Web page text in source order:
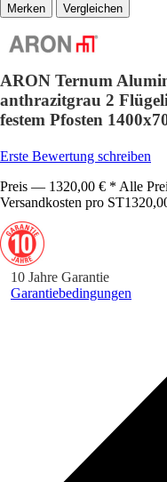
Vergleichen
ARON Ternum
anthrazitgrau 2
festem Pfosten
Erste Bewertung schreiben
Preis — 1320,00 € * Alle
Versandkosten pro ST
10 Jahre Garantie
Garantiebedingungen